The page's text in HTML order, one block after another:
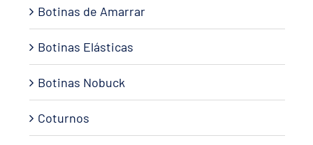
Botinas de Amarrar
Botinas Elásticas
Botinas Nobuck
Coturnos